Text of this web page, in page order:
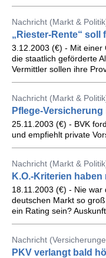
Nachricht (Markt &
„Riester-Rente“ soll
3.12.2003 (€) - Mit einer
die staatlich geförderte
Vermittler sollen ihre
Nachricht (Markt &
Pflege-
25.11.2003 (€) - BVK
und empfiehlt private
Nachricht (Markt &
K.O.-Kriterien
18.11.2003 (€) - Nie war
deutschen Markt so
ein Rating sein?
Nachricht
PKV verlangt bald